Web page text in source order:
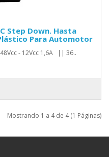
Step Down. Hasta
Para Automotor
- 12Vcc 1,6A || 36..
Mostrando 1 a 4 de 4 (1 Páginas)